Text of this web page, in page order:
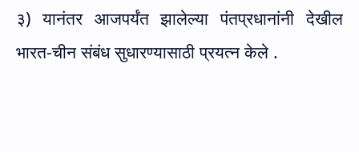
३) यानंतर आजपर्यंत झालेल्या पंतप्रधानांनी देखील
भारत-चीन संबंध सुधारण्यासाठी प्रयत्न केले .